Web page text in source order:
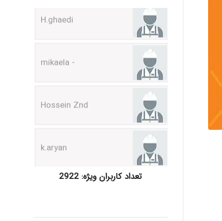
- mikaela
Hossein Znd
k.aryan
ilhan200
تعداد کاربران ویژه: 2922